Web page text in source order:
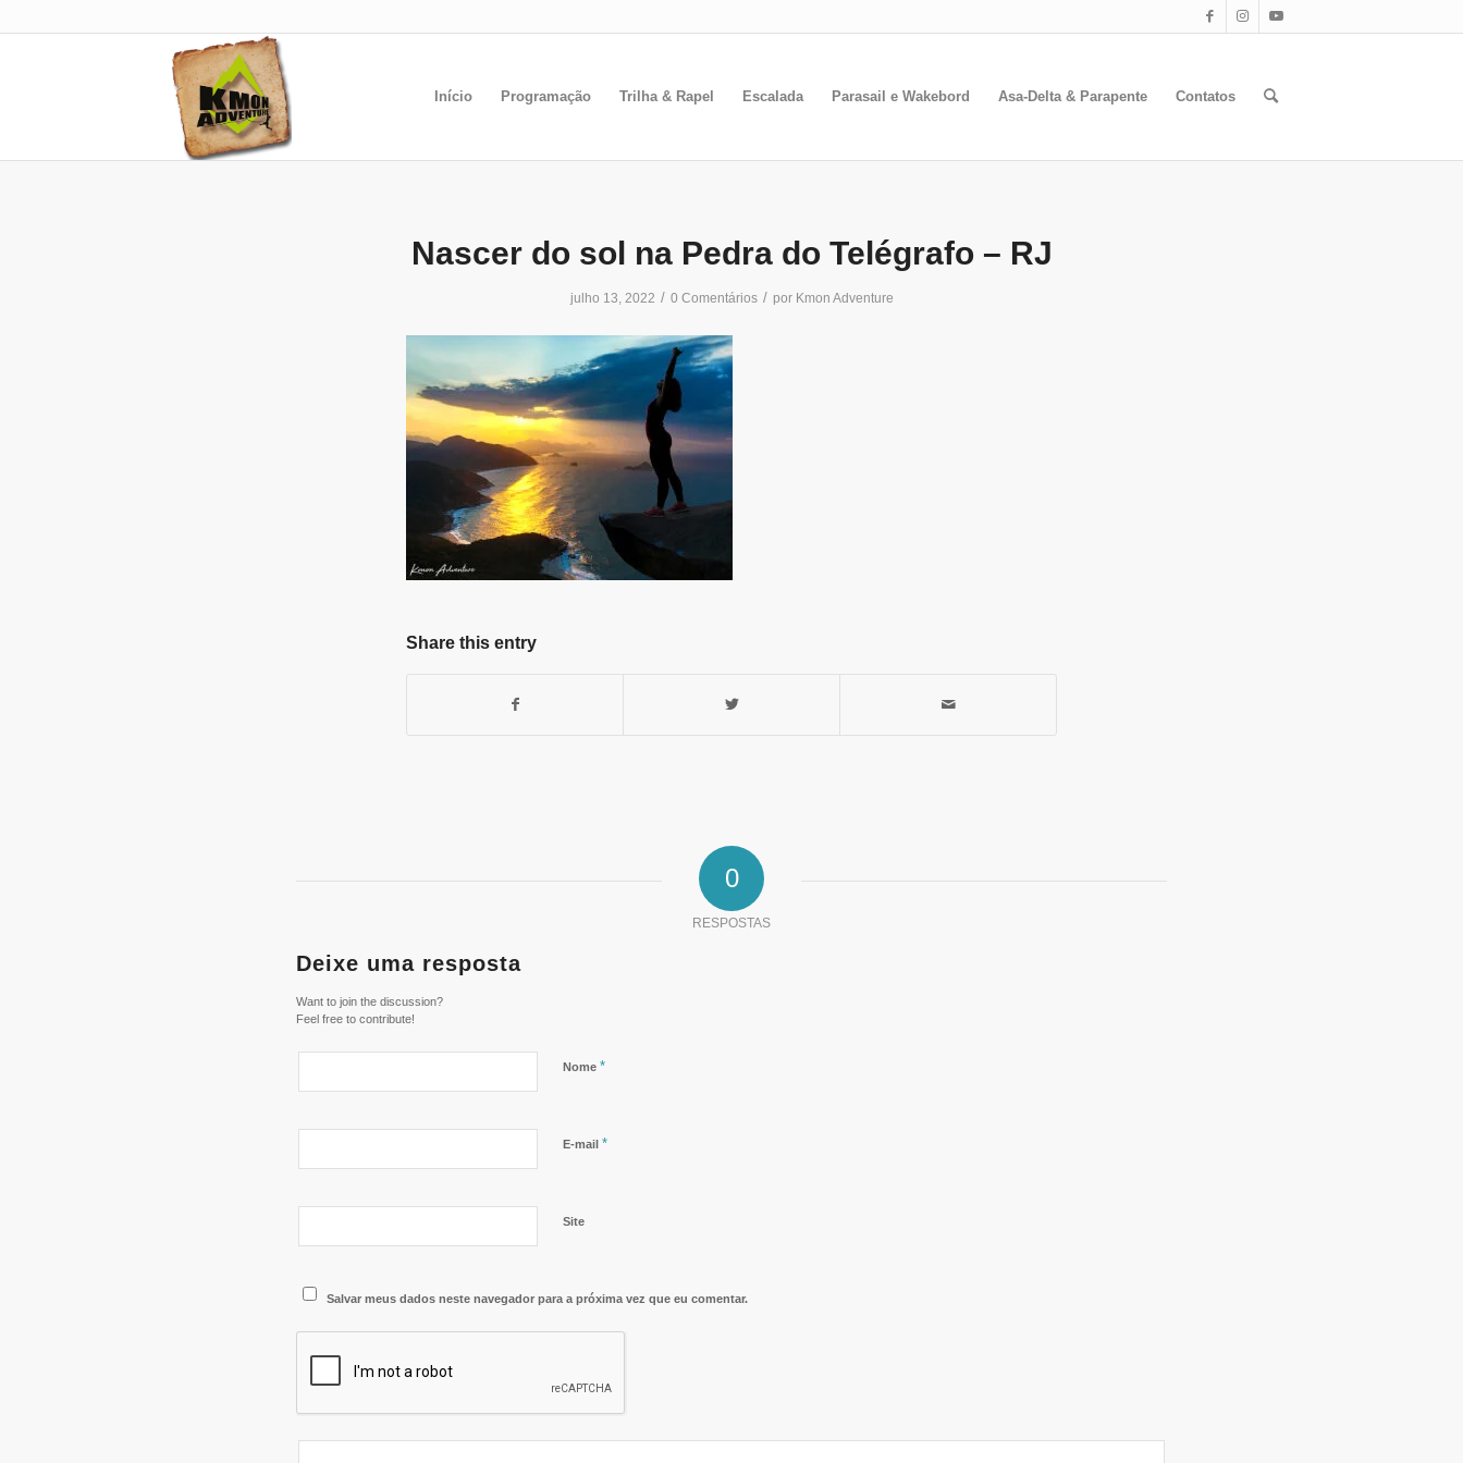
Início Programação Trilha & Rapel Escalada Parasail e Wakebord Asa-Delta & Parapente Contatos
Nascer do sol na Pedra do Telégrafo – RJ
julho 13, 2022 / 0 Comentários / por Kmon Adventure
Share this entry
0
RESPOSTAS
Deixe uma resposta
Want to join the discussion?
Feel free to contribute!
Nome *
E-mail *
Site
Salvar meus dados neste navegador para a próxima vez que eu comentar.